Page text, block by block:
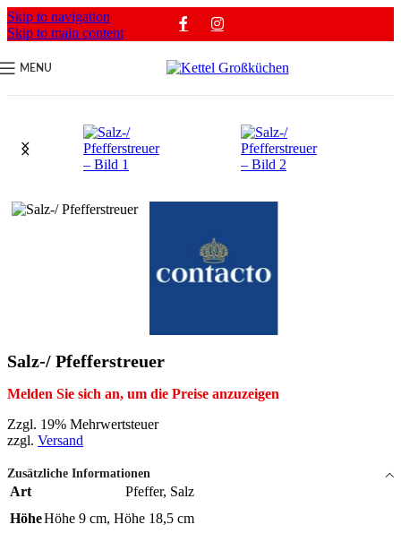
Skip to navigation
Skip to main content
MENU
Salz-/ Pfefferstreuer
Melden Sie sich an, um die Preise anzuzeigen
Zzgl. 19% Mehrwertsteuer
zzgl. Versand
Zusätzliche Informationen
Art Pfeffer, Salz
HöheHöhe 9 cm, Höhe 18,5 cm